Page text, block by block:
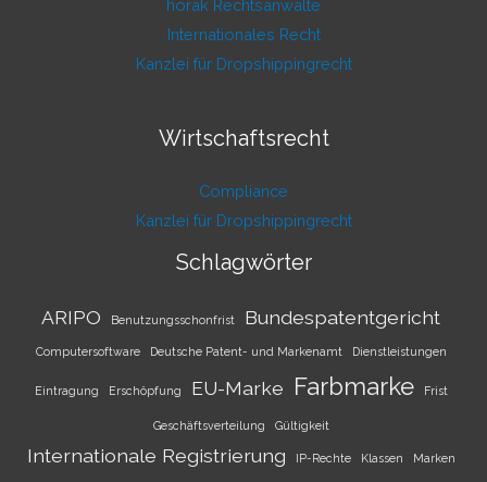
horak Rechtsanwälte
Internationales Recht
Kanzlei für Dropshippingrecht
Wirtschaftsrecht
Compliance
Kanzlei für Dropshippingrecht
Schlagwörter
ARIPO Benutzungsschonfrist Bundespatentgericht
Computersoftware Deutsche Patent- und Markenamt Dienstleistungen
Eintragung Erschöpfung EU-Marke Farbmarke Frist
Geschäftsverteilung Gültigkeit
Internationale Registrierung IP-Rechte Klassen Marken